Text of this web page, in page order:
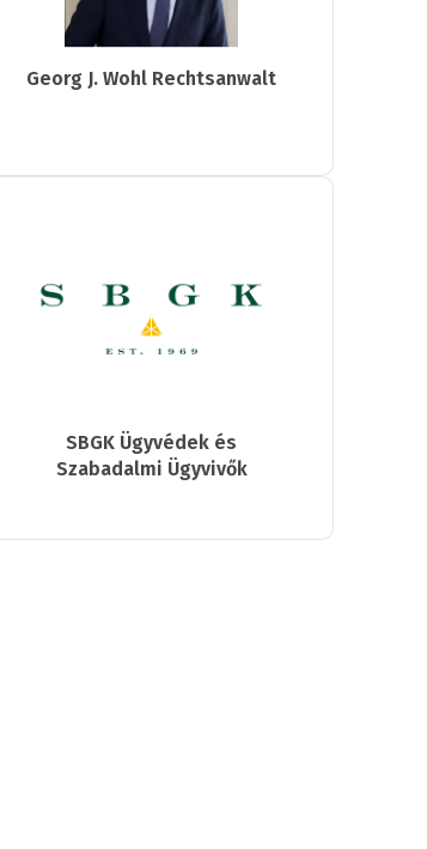
Georg J. Wohl Rechtsanwalt
SBGK Ügyvédek és
Szabadalmi Ügyvivők